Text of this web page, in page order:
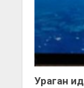
Ураган